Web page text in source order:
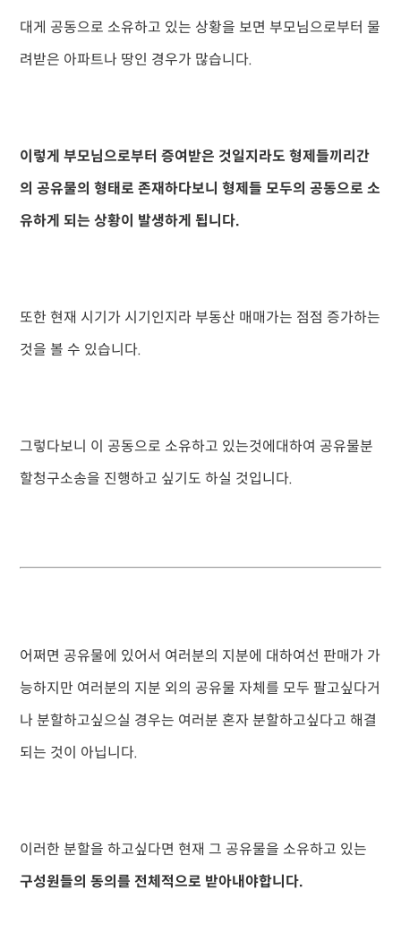
대게 공동으로 소유하고 있는 상황을 보면 부모님으로부터 물
려받은 아파트나 땅인 경우가 많습니다.
이렇게 부모님으로부터 증여받은 것일지라도 형제들끼리간
의 공유물의 형태로 존재하다보니 형제들 모두의 공동으로 소
유하게 되는 상황이 발생하게 됩니다.
또한 현재 시기가 시기인지라 부동산 매매가는 점점 증가하는
것을 볼 수 있습니다.
그렇다보니 이 공동으로 소유하고 있는것에대하여 공유물분
할청구소송을 진행하고 싶기도 하실 것입니다.
어쩌면 공유물에 있어서 여러분의 지분에 대하여선 판매가 가
능하지만 여러분의 지분 외의 공유물 자체를 모두 팔고싶다거
나 분할하고싶으실 경우는 여러분 혼자 분할하고싶다고 해결
되는 것이 아닙니다.
이러한 분할을 하고싶다면 현재 그 공유물을 소유하고 있는
구성원들의 동의를 전체적으로 받아내야합니다.